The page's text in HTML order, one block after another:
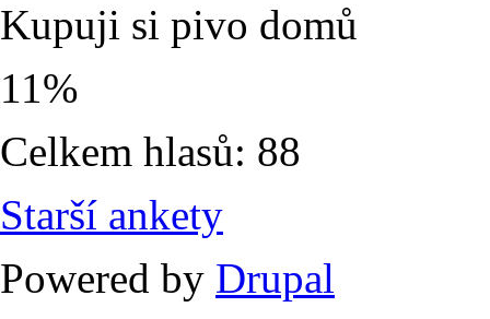
Kupuji si pivo domů
11%
Celkem hlasů: 88
Starší ankety
Powered by Drupal